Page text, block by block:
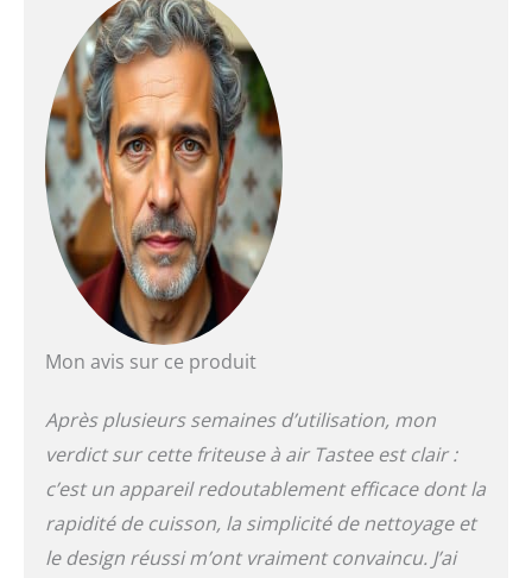
air accélère le processus
de chauffage de 40 %.
Consistance parfaite :
équipée d'un
thermomètre à double
capteur et d'une fenêtre
transparente, notre
friteuse à air intelligente
SensorMagic surveille
automatiquement la
température de la viande
résultats parfaits à
garantit que chaque
repas est doré,
croustillant et juteux,
offrant de délicieux
aliments plus
rapidement. Fonction de
Mon avis sur ce produit
Après plusieurs semaines d’utilisation, mon
verdict sur cette friteuse à air Tastee est clair :
c’est un appareil redoutablement efficace dont la
rapidité de cuisson, la simplicité de nettoyage et
le design réussi m’ont vraiment convaincu. J’ai